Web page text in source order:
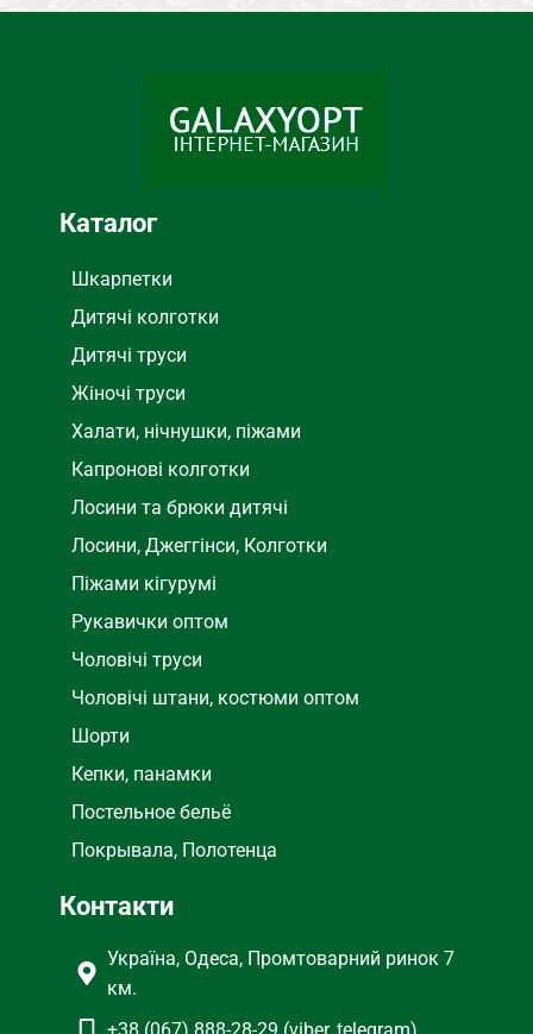
Каталог
Шкарпетки
Дитячі колготки
Дитячі труси
Жіночі труси
Халати, нічнушки, піжами
Капронові колготки
Лосини та брюки дитячі
Лосини, Джеггінси, Колготки
Піжами кігурумі
Рукавички оптом
Чоловічі труси
Чоловічі штани, костюми оптом
Шорти
Кепки, панамки
Постельное бельё
Покрывала, Полотенца
Контакти
Україна, Одеса, Промтоварний ринок 7
км.